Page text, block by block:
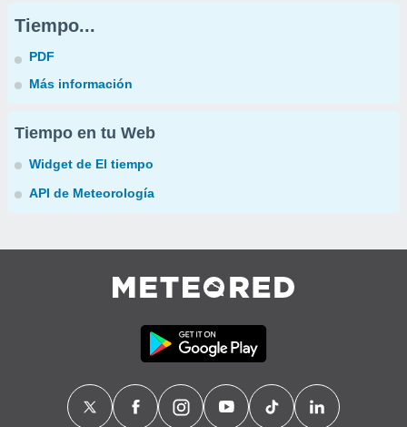
Tiempo...
PDF
Más información
Tiempo en tu Web
Widget de El tiempo
API de Meteorología